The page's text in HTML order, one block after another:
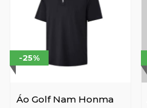
Áo Golf Nam Honma
-25%